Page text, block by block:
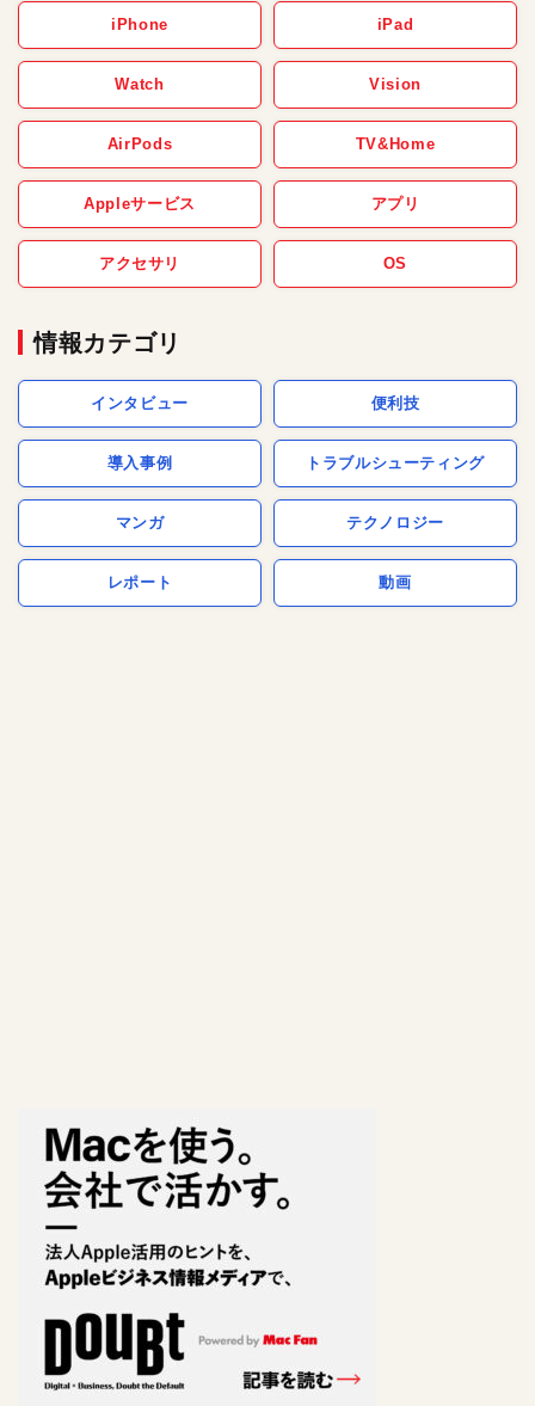
iPhone iPad
Watch Vision
AirPods TV&Home
Appleサービス アプリ
アクセサリ OS
情報カテゴリ
インタビュー 便利技
導入事例 トラブルシューティング
マンガ テクノロジー
レポート 動画